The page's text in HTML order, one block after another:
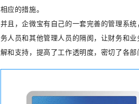
相应的措施。
并且，企微宝有自己的一套完善的管理系
务人员和其他管理人员的隔阂，让财务和
解和支持，提高了工作透明度，密切了各部